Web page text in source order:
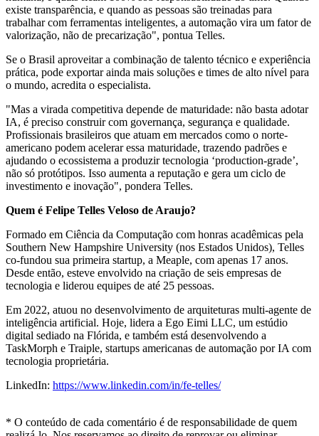
existe transparência, e quando as pessoas são treinadas para
trabalhar com ferramentas inteligentes, a automação vira um fator de
valorização, não de precarização", pontua Telles.
Se o Brasil aproveitar a combinação de talento técnico e experiência
prática, pode exportar ainda mais soluções e times de alto nível para
o mundo, acredita o especialista.
"Mas a virada competitiva depende de maturidade: não basta adotar
IA, é preciso construir com governança, segurança e qualidade.
Profissionais brasileiros que atuam em mercados como o norte-
americano podem acelerar essa maturidade, trazendo padrões e
ajudando o ecossistema a produzir tecnologia ‘production-grade’,
não só protótipos. Isso aumenta a reputação e gera um ciclo de
investimento e inovação", pondera Telles.
Quem é Felipe Telles Veloso de Araujo?
Formado em Ciência da Computação com honras acadêmicas pela
Southern New Hampshire University (nos Estados Unidos), Telles
co-fundou sua primeira startup, a Meaple, com apenas 17 anos.
Desde então, esteve envolvido na criação de seis empresas de
tecnologia e liderou equipes de até 25 pessoas.
Em 2022, atuou no desenvolvimento de arquiteturas multi-agente de
inteligência artificial. Hoje, lidera a Ego Eimi LLC, um estúdio
digital sediado na Flórida, e também está desenvolvendo a
TaskMorph e Traiple, startups americanas de automação por IA com
tecnologia proprietária.
LinkedIn: https://www.linkedin.com/in/fe-telles/
* O conteúdo de cada comentário é de responsabilidade de quem